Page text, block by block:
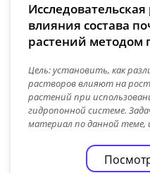
влияния состава
растений методом
Цель: установить, как
растворов влияют на
растений при
гидропонной системе.
материал по данной теме,